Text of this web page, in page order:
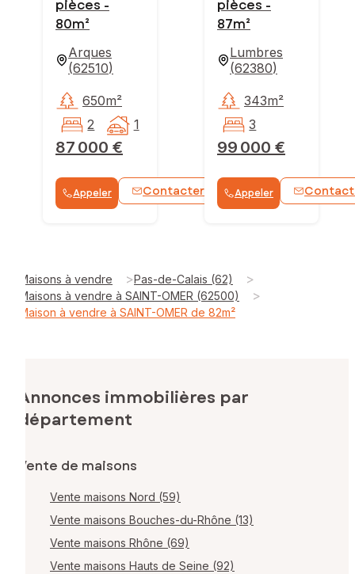
pièces -
80m²
Arques
(62510)
87 000 €
650m²
2
1
Appeler Contacter WhatsApp
pièces -
87m²
Lumbres
(62380)
99 000 €
343m²
3
Appeler
Maisons à vendre >Pas-de-Calais (62) >
Maisons à vendre à SAINT-OMER (62500) >
Maison à vendre à SAINT-OMER de 82m²
Annonces immobilières par
département
Vente de maisons
Vente maisons Nord (59)
Vente maisons Bouches-du-Rhône (13)
Vente maisons Rhône (69)
Vente maisons Hauts de Seine (92)